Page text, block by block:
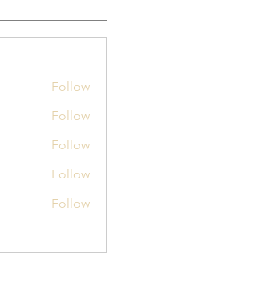
Follow
Follow
Follow
Follow
Follow